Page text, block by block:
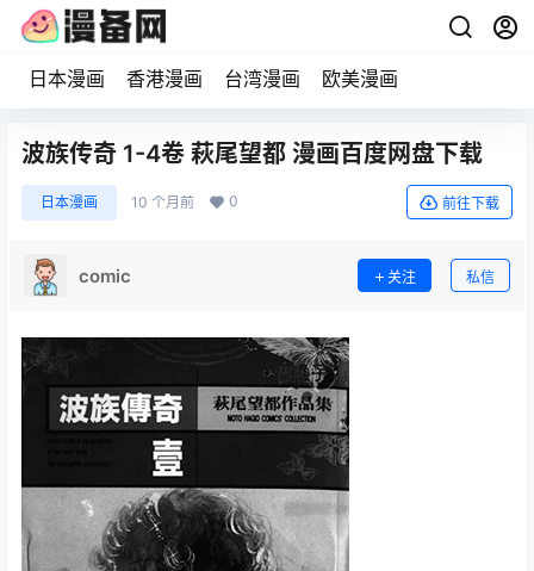
日本漫画 香港漫画 台湾漫画 欧美漫画
波族传奇 1-4卷 萩尾望都 漫画百度网盘下载
日本漫画 10 个月前 0 前往下载
comic 关注 私信